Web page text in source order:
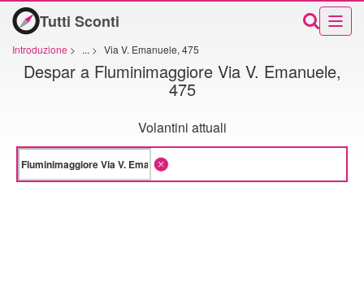
Tutti Sconti
Introduzione > ... > Via V. Emanuele, 475
Despar a Fluminimaggiore Via V. Emanuele,
475
Volantini attuali